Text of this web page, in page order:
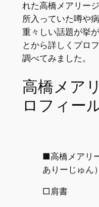
れた高橋メアリー
所入っていた噂や
重々しい話題が挙
とから詳しくプロ
調べてみました。
高橋メア
ロフィー
■高橋メアリ
ありーじゅん）
□肩書